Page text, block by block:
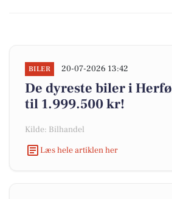
BILER 20-07-2026 13:42
De dyreste biler i
til 1.999.500 kr!
Kilde: Bilhandel
Læs hele artiklen her